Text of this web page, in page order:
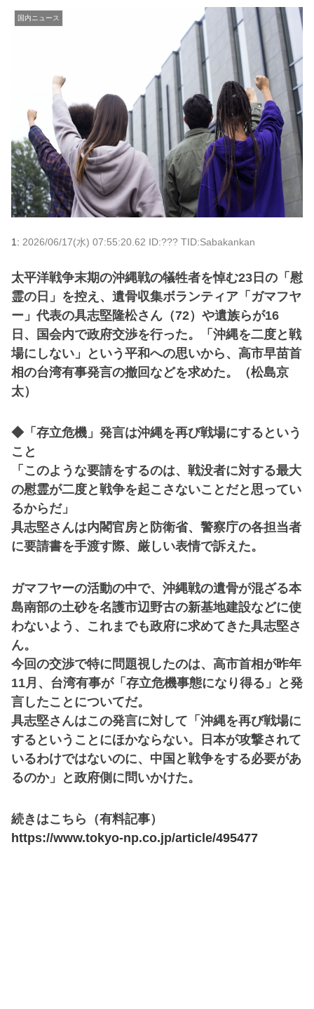
国内ニュース
1: 2026/06/17(水) 07:55:20.62 ID:??? TID:Sabakankan
太平洋戦争末期の沖縄戦の犠牲者を悼む23日の「慰
霊の日」を控え、遺骨収集ボランティア「ガマフヤ
ー」代表の具志堅隆松さん（72）や遺族らが16
日、国会内で政府交渉を行った。「沖縄を二度と戦
場にしない」という平和への思いから、高市早苗首
相の台湾有事発言の撤回などを求めた。（松島京
太）
◆「存立危機」発言は沖縄を再び戦場にするという
こと
「このような要請をするのは、戦没者に対する最大
の慰霊が二度と戦争を起こさないことだと思ってい
るからだ」
具志堅さんは内閣官房と防衛省、警察庁の各担当者
に要請書を手渡す際、厳しい表情で訴えた。
ガマフヤーの活動の中で、沖縄戦の遺骨が混ざる本
島南部の土砂を名護市辺野古の新基地建設などに使
わないよう、これまでも政府に求めてきた具志堅さ
ん。
今回の交渉で特に問題視したのは、高市首相が昨年
11月、台湾有事が「存立危機事態になり得る」と発
言したことについてだ。
具志堅さんはこの発言に対して「沖縄を再び戦場に
するということにほかならない。日本が攻撃されて
いるわけではないのに、中国と戦争をする必要があ
るのか」と政府側に問いかけた。
続きはこちら（有料記事）
https://www.tokyo-np.co.jp/article/495477